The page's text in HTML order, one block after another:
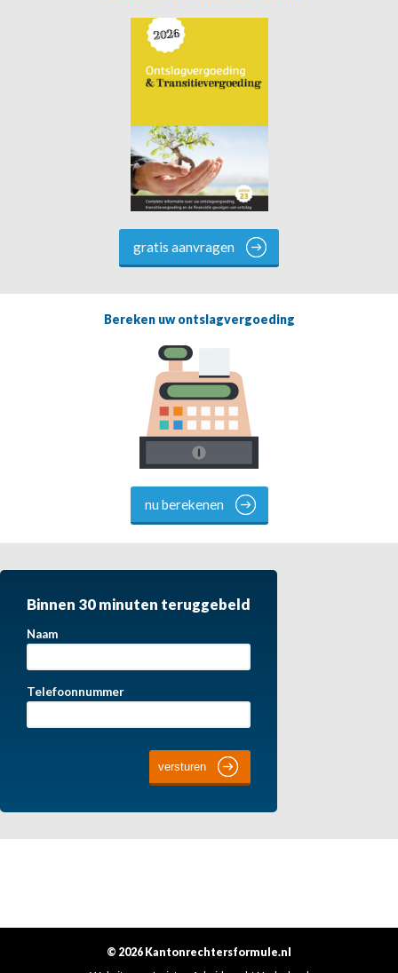
gratis aanvragen
Bereken uw ontslagvergoeding
nu berekenen
Binnen 30 minuten teruggebeld
Naam
Telefoonnummer
© 2026 Kantonrechtersformule.nl